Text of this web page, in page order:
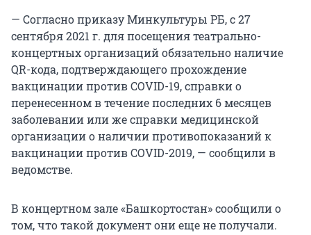
— Согласно приказу Минкультуры РБ, с 27
сентября 2021 г. для посещения театрально-
концертных организаций обязательно наличие
QR-кода, подтверждающего прохождение
вакцинации против COVID-19, справки о
перенесенном в течение последних 6 месяцев
заболевании или же справки медицинской
организации о наличии противопоказаний к
вакцинации против COVID-2019, — сообщили в
ведомстве.
В концертном зале «Башкортостан» сообщили о
том, что такой документ они еще не получали.